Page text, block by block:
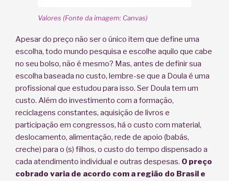
Valores (Fonte da imagem: Canvas)
Apesar do preço não ser o único item que define uma
escolha, todo mundo pesquisa e escolhe aquilo que cabe
no seu bolso, não é mesmo? Mas, antes de definir sua
escolha baseada no custo, lembre-se que a Doula é uma
profissional que estudou para isso. Ser Doula tem um
custo. Além do investimento com a formação,
reciclagens constantes, aquisição de livros e
participação em congressos, há o custo com material,
deslocamento, alimentação, rede de apoio (babás,
creche) para o (s) filhos, o custo do tempo dispensado a
cada atendimento individual e outras despesas. O preço
cobrado varia de acordo com a região do Brasil e